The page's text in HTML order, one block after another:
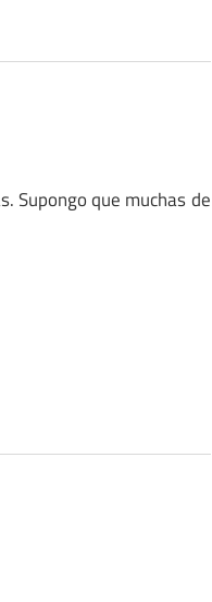
Supongo que muchas de